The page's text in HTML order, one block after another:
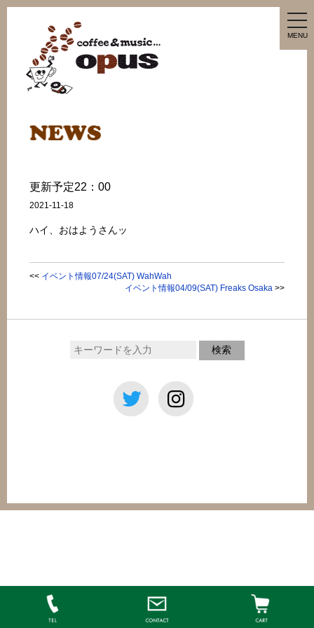
MENU
更新予定22：00
2021-11-18
ハイ、おはようさんッ
<< イベント情報07/24(SAT) WahWah
イベント情報04/09(SAT) Freaks Osaka>>